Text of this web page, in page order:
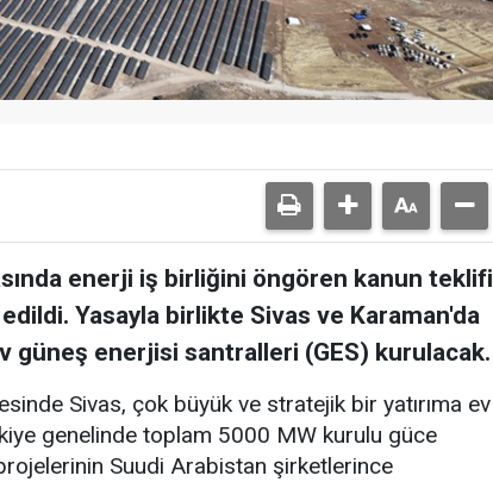
enerji iş birliğini öngören kanun teklifi
Yasayla birlikte Sivas ve Karaman'da
güneş enerjisi santralleri (GES) kurulacak.
Sivas, çok büyük ve stratejik bir yatırıma ev
genelinde toplam 5000 MW kurulu güce
Suudi Arabistan şirketlerince